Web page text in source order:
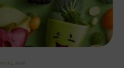
13, 2026